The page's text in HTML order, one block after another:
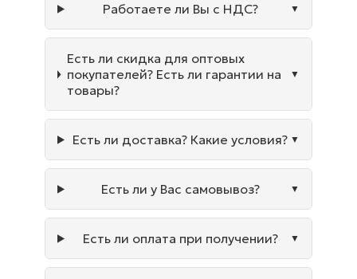
Работаете ли Вы с НДС?
Есть ли скидка для оптовых
покупателей? Есть ли гарантии на
товары?
Есть ли доставка? Какие условия?
Есть ли у Вас самовывоз?
Есть ли оплата при получении?